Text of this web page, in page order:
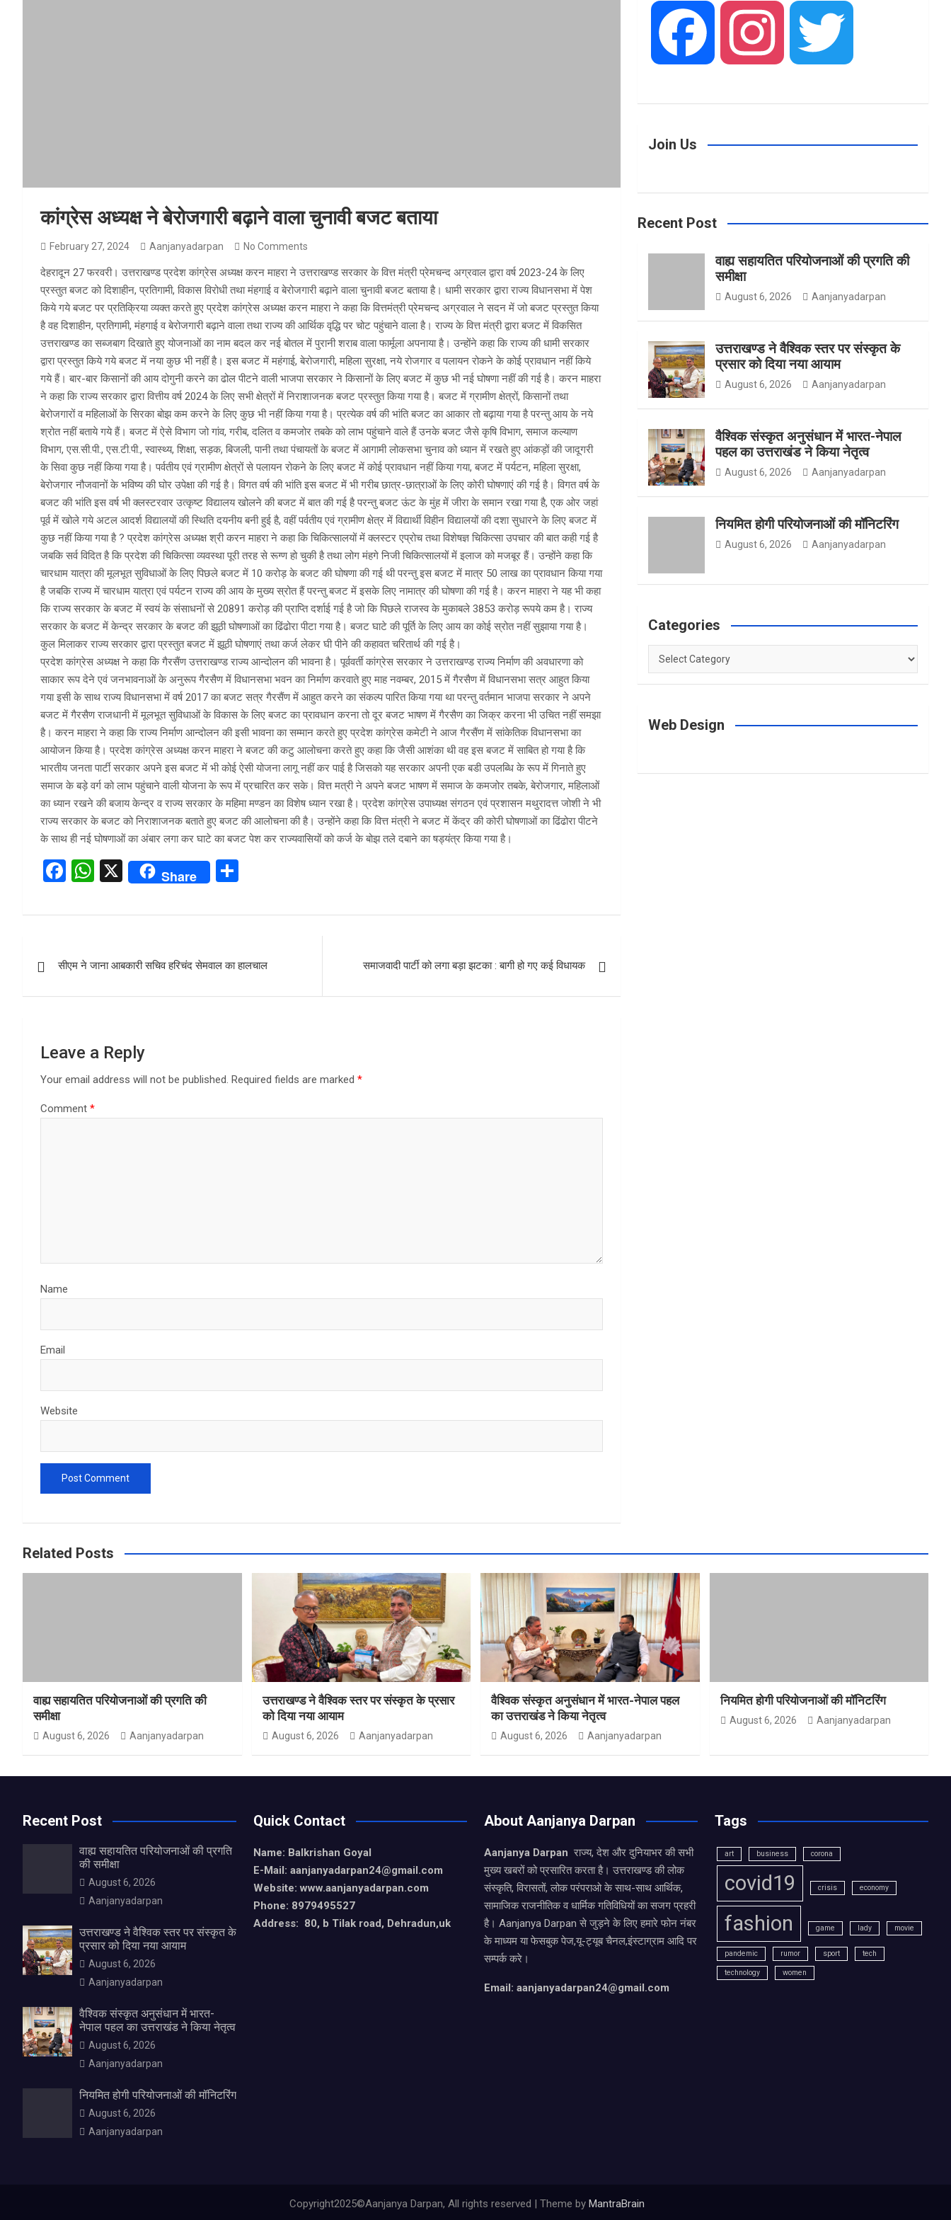
कांग्रेस अध्यक्ष ने बेरोजगारी बढ़ाने वाला चुनावी बजट बताया
February 27, 2024 Aanjanyadarpan No Comments
देहरादून 27 फरवरी। उत्तराखण्ड प्रदेश कांग्रेस अध्यक्ष करन माहरा ने उत्तराखण्ड सरकार के वित्त मंत्री प्रेमचन्द अग्रवाल द्वारा वर्ष 2023-24 के लिए
प्रस्तुत बजट को दिशाहीन, प्रतिगामी, विकास विरोधी तथा मंहगाई व बेरोजगारी बढ़ाने वाला चुनावी बजट बताया है। धामी सरकार द्वारा राज्य विधानसभा में पेश
किये गये बजट पर प्रतिक्रिया व्यक्त करते हुए प्रदेश कांग्रेस अध्यक्ष करन माहरा ने कहा कि वित्तमंत्री प्रेमचन्द अग्रवाल ने सदन में जो बजट प्रस्तुत किया
है वह दिशाहीन, प्रतिगामी, मंहगाई व बेरोजगारी बढ़ाने वाला तथा राज्य की आर्थिक वृद्धि पर चोट पहुंचाने वाला है। राज्य के वित्त मंत्री द्वारा बजट में विकसित
उत्तराखण्ड का सब्जबाग दिखाते हुए योजनाओं का नाम बदल कर नई बोतल में पुरानी शराब वाला फार्मूला अपनाया है। उन्होंने कहा कि राज्य की धामी सरकार
द्वारा प्रस्तुत किये गये बजट में नया कुछ भी नहीं है। इस बजट में महंगाई, बेरोजगारी, महिला सुरक्षा, नये रोजगार व पलायन रोकने के कोई प्रावधान नहीं किये
गये हैं। बार-बार किसानों की आय दोगुनी करने का ढोल पीटने वाली भाजपा सरकार ने किसानों के लिए बजट में कुछ भी नई घोषणा नहीं की गई है। करन माहरा
ने कहा कि राज्य सरकार द्वारा वित्तीय वर्ष 2024 के लिए सभी क्षेत्रों में निराशाजनक बजट प्रस्तुत किया गया है। बजट में ग्रामीण क्षेत्रों, किसानों तथा
बेरोजगारों व महिलाओं के सिरका बोझ कम करने के लिए कुछ भी नहीं किया गया है। प्रत्येक वर्ष की भांति बजट का आकार तो बढ़ाया गया है परन्तु आय के नये
श्रोत नहीं बताये गये हैं। बजट में ऐसे विभाग जो गांव, गरीब, दलित व कमजोर तबके को लाभ पहुंचाने वाले हैं उनके बजट जैसे कृषि विभाग, समाज कल्याण
विभाग, एस.सी.पी., एस.टी.पी., स्वास्थ्य, शिक्षा, सड़क, बिजली, पानी तथा पंचायतों के बजट में आगामी लोकसभा चुनाव को ध्यान में रखते हुए आंकड़ों की जादूगरी
के सिवा कुछ नहीं किया गया है। पर्वतीय एवं ग्रामीण क्षेत्रों से पलायन रोकने के लिए बजट में कोई प्रावधान नहीं किया गया, बजट में पर्यटन, महिला सुरक्षा,
बेरोजगार नौजवानों के भविष्य की घोर उपेक्षा की गई है। विगत वर्ष की भांति इस बजट में भी गरीब छात्र-छात्राओं के लिए कोरी घोषणाएं की गई है। विगत वर्ष के
बजट की भांति इस वर्ष भी क्लस्टरवार उत्कृष्ट विद्यालय खोलने की बजट में बात की गई है परन्तु बजट ऊंट के मुंह में जीरा के समान रखा गया है, एक ओर जहां
पूर्व में खोले गये अटल आदर्श विद्यालयों की स्थिति दयनीय बनी हुई है, वहीं पर्वतीय एवं ग्रामीण क्षेत्र में विद्यार्थी विहीन विद्यालयों की दशा सुधारने के लिए बजट में
कुछ नहीं किया गया है ? प्रदेश कांग्रेस अध्यक्ष श्री करन माहरा ने कहा कि चिकित्सालयों में क्लस्टर एप्रोच तथा विशेषज्ञ चिकित्सा उपचार की बात कही गई है
जबकि सर्व विदित है कि प्रदेश की चिकित्सा व्यवस्था पूरी तरह से रूग्ण हो चुकी है तथा लोग मंहगे निजी चिकित्सालयों में इलाज को मजबूर हैं। उन्होंने कहा कि
चारधाम यात्रा की मूलभूत सुविधाओं के लिए पिछले बजट में 10 करोड़ के बजट की घोषणा की गई थी परन्तु इस बजट में मात्र 50 लाख का प्रावधान किया गया
है जबकि राज्य में चारधाम यात्रा एवं पर्यटन राज्य की आय के मुख्य स्रोत हैं परन्तु बजट में इसके लिए नामात्र की घोषणा की गई है। करन माहरा ने यह भी कहा
कि राज्य सरकार के बजट में स्वयं के संसाधनों से 20891 करोड़ की प्राप्ति दर्शाई गई है जो कि पिछले राजस्व के मुकाबले 3853 करोड़ रूपये कम है। राज्य
सरकार के बजट में केन्द्र सरकार के बजट की झूठी घोषणाओं का ढिंढोरा पीटा गया है। बजट घाटे की पूर्ति के लिए आय का कोई स्रोत नहीं सुझाया गया है।
कुल मिलाकर राज्य सरकार द्वारा प्रस्तुत बजट में झूठी घोषणाएं तथा कर्ज लेकर घी पीने की कहावत चरितार्थ की गई है।
प्रदेश कांग्रेस अध्यक्ष ने कहा कि गैरसैंण उत्तराखण्ड राज्य आन्दोलन की भावना है। पूर्ववर्ती कांग्रेस सरकार ने उत्तराखण्ड राज्य निर्माण की अवधारणा को
साकार रूप देने एवं जनभावनाओं के अनुरूप गैरसैण में विधानसभा भवन का निर्माण करवाते हुए माह नवम्बर, 2015 में गैरसैण में विधानसभा सत्र आहुत किया
गया इसी के साथ राज्य विधानसभा में वर्ष 2017 का बजट सत्र गैरसैंण में आहुत करने का संकल्प पारित किया गया था परन्तु वर्तमान भाजपा सरकार ने अपने
बजट में गैरसैण राजधानी में मूलभूत सुविधाओं के विकास के लिए बजट का प्रावधान करना तो दूर बजट भाषण में गैरसैण का जिक्र करना भी उचित नहीं समझा
है। करन माहरा ने कहा कि राज्य निर्माण आन्दोलन की इसी भावना का सम्मान करते हुए प्रदेश कांग्रेस कमेटी ने आज गैरसैंण में सांकेतिक विधानसभा का
आयोजन किया है। प्रदेश कांग्रेस अध्यक्ष करन माहरा ने बजट की कटु आलोचना करते हुए कहा कि जैसी आशंका थी वह इस बजट में साबित हो गया है कि
भारतीय जनता पार्टी सरकार अपने इस बजट में भी कोई ऐसी योजना लागू नहीं कर पाई है जिसको यह सरकार अपनी एक बडी उपलब्धि के रूप में गिनाते हुए
समाज के बड़े वर्ग को लाभ पहुंचाने वाली योजना के रूप में प्रचारित कर सके। वित्त मत्री ने अपने बजट भाषण में समाज के कमजोर तबके, बेरोजगार, महिलाओं
का ध्यान रखने की बजाय केन्द्र व राज्य सरकार के महिमा मण्डन का विशेष ध्यान रखा है। प्रदेश कांग्रेस उपाध्यक्ष संगठन एवं प्रशासन मथुरादत्त जोशी ने भी
राज्य सरकार के बजट को निराशाजनक बताते हुए बजट की आलोचना की है। उन्होंने कहा कि वित्त मंत्री ने बजट में केंद्र की कोरी घोषणाओं का ढिंढोरा पीटने
के साथ ही नई घोषणाओं का अंबार लगा कर घाटे का बजट पेश कर राज्यवासियों को कर्ज के बोझ तले दबाने का षड्यंत्र किया गया है।
F
ce
o
W
at
A
X Share
ar
navigation
सीएम ने जाना आबकारी सचिव हरिचंद सेमवाल का हालचाल समाजवादी पार्टी को लगा बड़ा झटका : बागी हो गए कई विधायक
Leave a Reply
Your email address will not be published. Required fields are marked *
Comment *
Name
Email
Website
e
o
k
t
g
a
m
t
e
Join Us
Recent Post
वाह्य सहायतित परियोजनाओं की प्रगति की
समीक्षा
August 6, 2026 Aanjanyadarpan
उत्तराखण्ड ने वैश्विक स्तर पर संस्कृत के
प्रसार को दिया नया आयाम
August 6, 2026 Aanjanyadarpan
वैश्विक संस्कृत अनुसंधान में भारत-नेपाल
पहल का उत्तराखंड ने किया नेतृत्व
August 6, 2026 Aanjanyadarpan
नियमित होगी परियोजनाओं की मॉनिटरिंग
August 6, 2026 Aanjanyadarpan
Categories
Categories
Web Design
Related Posts
वाह्य सहायतित परियोजनाओं की प्रगति की
समीक्षा
August 6, 2026 Aanjanyadarpan
उत्तराखण्ड ने वैश्विक स्तर पर संस्कृत के प्रसार
को दिया नया आयाम
August 6, 2026 Aanjanyadarpan
वैश्विक संस्कृत अनुसंधान में भारत-नेपाल पहल
का उत्तराखंड ने किया नेतृत्व
August 6, 2026 Aanjanyadarpan
नियमित होगी परियोजनाओं की मॉनिटरिंग
August 6, 2026 Aanjanyadarpan
Recent Post
वाह्य सहायतित परियोजनाओं की प्रगति
की समीक्षा
August 6, 2026
Aanjanyadarpan
उत्तराखण्ड ने वैश्विक स्तर पर संस्कृत के
प्रसार को दिया नया आयाम
August 6, 2026
Aanjanyadarpan
वैश्विक संस्कृत अनुसंधान में भारत-
नेपाल पहल का उत्तराखंड ने किया नेतृत्व
August 6, 2026
Aanjanyadarpan
नियमित होगी परियोजनाओं की मॉनिटरिंग
August 6, 2026
Aanjanyadarpan
Quick Contact
Name: Balkrishan Goyal
E-Mail: aanjanyadarpan24@gmail.com
Website: www.aanjanyadarpan.com
Phone: 8979495527
Address: 80, b Tilak road, Dehradun,uk
About Aanjanya Darpan
Aanjanya Darpan राज्य, देश और दुनियाभर की सभी
मुख्य खबरों को प्रसारित करता है। उत्तराखण्ड की लोक
संस्कृति, विरासतों, लोक परंपराओ के साथ-साथ आर्थिक,
सामाजिक राजनीतिक व धार्मिक गतिविधियों का सजग प्रहरी
है। Aanjanya Darpan से जुड़ने के लिए हमारे फोन नंबर
के माध्यम या फेसबुक पेज,यू-ट्यूब चैनल,इंस्टाग्राम आदि पर
सम्पर्क करे।
Email: aanjanyadarpan24@gmail.com
Tags
art business corona
covid19 crisis economy
fashion game lady movie
pandemic rumor sport tech
technology women
Copyright2025©Aanjanya Darpan, All rights reserved | Theme by MantraBrain